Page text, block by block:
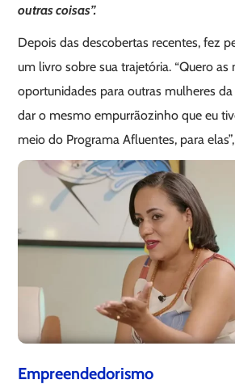
outras coisas”.
Depois das descobertas recentes, fez
um livro sobre sua trajetória. “Quero as
oportunidades para outras mulheres
dar o mesmo empurrãozinho que eu
meio do Programa Afluentes, para
Empreendedorismo